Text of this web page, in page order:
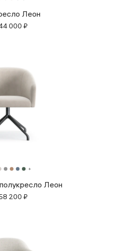
Леон
000 ₽
Леон
200 ₽